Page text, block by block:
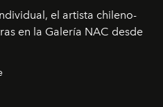
el artista chileno-
en la Galería NAC desde